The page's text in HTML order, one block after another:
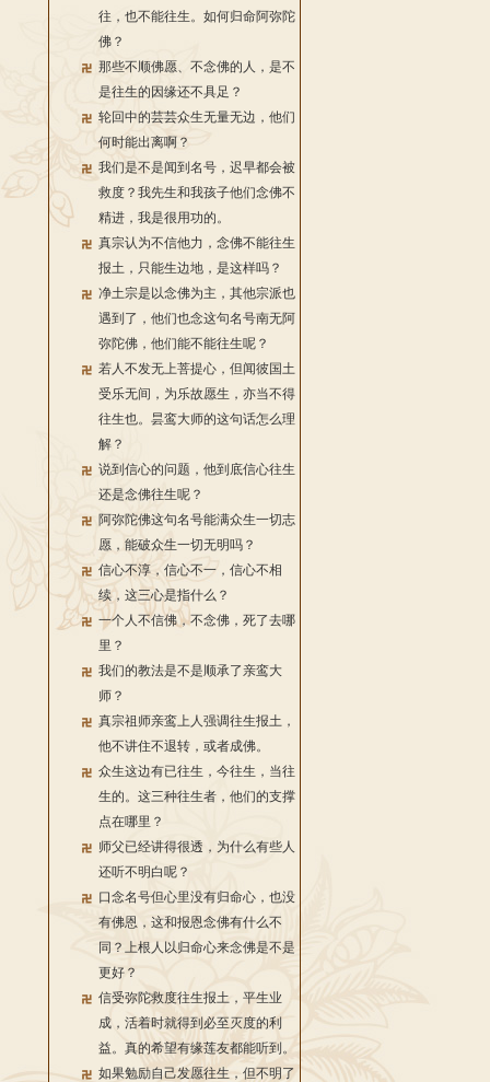
往，也不能往生。如何归命阿弥陀
佛？
那些不顺佛愿、不念佛的人，是不
是往生的因缘还不具足？
轮回中的芸芸众生无量无边，他们
何时能出离啊？
我们是不是闻到名号，迟早都会被
救度？我先生和我孩子他们念佛不
精进，我是很用功的。
真宗认为不信他力，念佛不能往生
报土，只能生边地，是这样吗？
净土宗是以念佛为主，其他宗派也
遇到了，他们也念这句名号南无阿
弥陀佛，他们能不能往生呢？
若人不发无上菩提心，但闻彼国土
受乐无间，为乐故愿生，亦当不得
往生也。昙鸾大师的这句话怎么理
解？
说到信心的问题，他到底信心往生
还是念佛往生呢？
阿弥陀佛这句名号能满众生一切志
愿，能破众生一切无明吗？
信心不淳，信心不一，信心不相
续，这三心是指什么？
一个人不信佛，不念佛，死了去哪
里？
我们的教法是不是顺承了亲鸾大
师？
真宗祖师亲鸾上人强调往生报土，
他不讲住不退转，或者成佛。
众生这边有已往生，今往生，当往
生的。这三种往生者，他们的支撑
点在哪里？
师父已经讲得很透，为什么有些人
还听不明白呢？
口念名号但心里没有归命心，也没
有佛恩，这和报恩念佛有什么不
同？上根人以归命心来念佛是不是
更好？
信受弥陀救度往生报土，平生业
成，活着时就得到必至灭度的利
益。真的希望有缘莲友都能听到。
如果勉励自己发愿往生，但不明了